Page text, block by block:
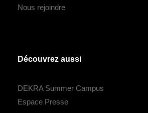
Nous rejoindre
Découvrez aussi
DEKRA Summer Campus
Espace Presse